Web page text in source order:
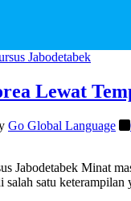
Lewat
Go Global Language
Jabodetabek Minat
salah satu